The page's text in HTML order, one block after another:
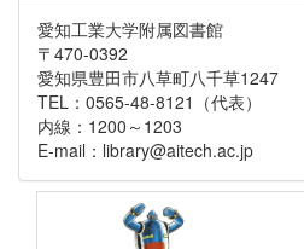
愛知工業大学附属図書館
〒470-0392
愛知県豊田市八草町八千草1247
TEL：0565-48-8121（代表）
内線：1200～1203
E-mail：library@aitech.ac.jp